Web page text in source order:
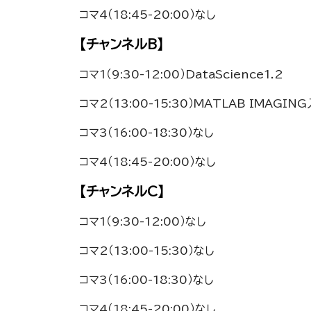
コマ4（18:45-20:00）なし
【チャンネルB】
コマ1（9:30-12:00）DataScience1.2
コマ2（13:00-15:30）MATLAB IMAGING
コマ3（16:00-18:30）なし
コマ4（18:45-20:00）なし
【チャンネルC】
コマ1（9:30-12:00）なし
コマ2（13:00-15:30）なし
コマ3（16:00-18:30）なし